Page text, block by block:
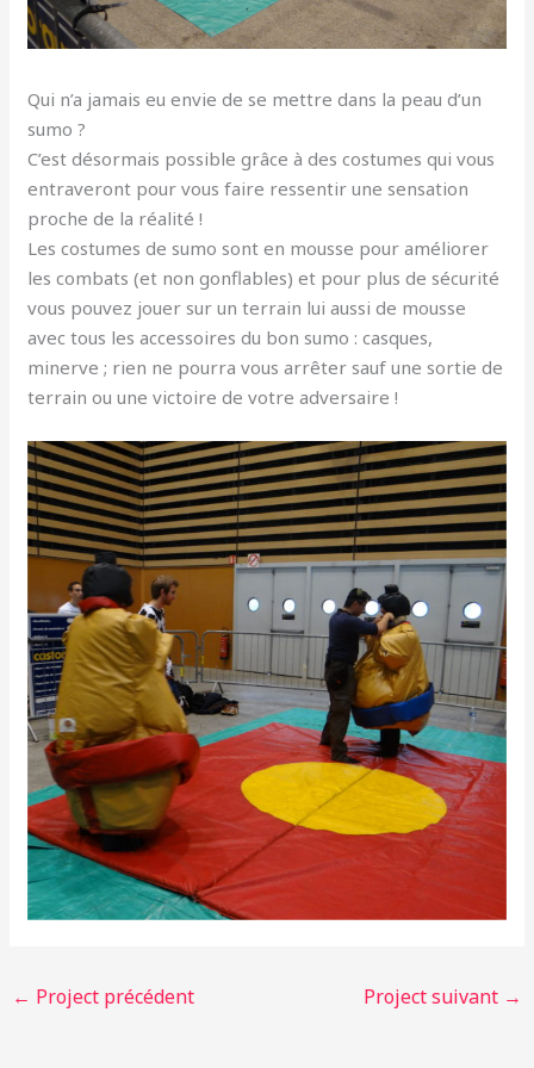
Qui n’a jamais eu envie de se mettre dans la peau d’un
sumo ?
C’est désormais possible grâce à des costumes qui vous
entraveront pour vous faire ressentir une sensation
proche de la réalité !
Les costumes de sumo sont en mousse pour améliorer
les combats (et non gonflables) et pour plus de sécurité
vous pouvez jouer sur un terrain lui aussi de mousse
avec tous les accessoires du bon sumo : casques,
minerve ; rien ne pourra vous arrêter sauf une sortie de
terrain ou une victoire de votre adversaire !
← Project précédent Project suivant →